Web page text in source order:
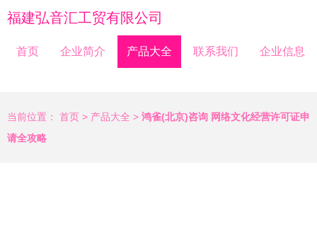
福建弘音汇工贸有限公司
首页 企业简介 产品大全 联系我们 企业信息
当前位置： 首页 > 产品大全 > 鸿雀(北京)咨询 网络文化经营许可证申
请全攻略